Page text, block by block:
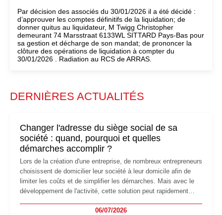
Par décision des associés du 30/01/2026 il a été décidé :
d’approuver les comptes définitifs de la liquidation; de
donner quitus au liquidateur, M Twigg Christopher
demeurant 74 Marsstraat 6133WL SITTARD Pays-Bas pour
sa gestion et décharge de son mandat; de prononcer la
clôture des opérations de liquidation à compter du
30/01/2026 . Radiation au RCS de ARRAS.
DERNIÈRES ACTUALITÉS
Changer l'adresse du siège social de sa
société : quand, pourquoi et quelles
démarches accomplir ?
Lors de la création d'une entreprise, de nombreux entrepreneurs
choisissent de domicilier leur société à leur domicile afin de
limiter les coûts et de simplifier les démarches. Mais avec le
développement de l'activité, cette solution peut rapidement
professionnels, recrutement, image de marque… Le
06/07/2026